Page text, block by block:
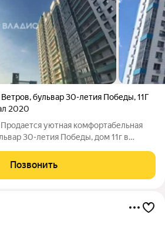
,бульвар 30-летия Победы,11Г
2020
уютная комфортабельная
30-летия Победы, дом 11г в
/ жилая 10.5 / кухня-гостиная
Позвонить